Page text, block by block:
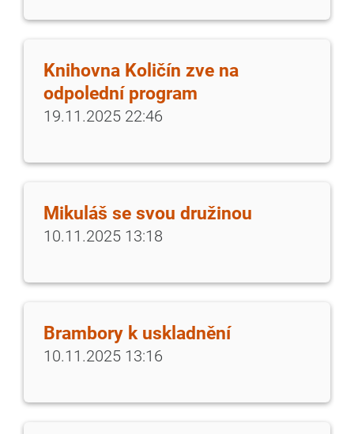
Knihovna Količín zve na
odpolední program
19.11.2025 22:46
Mikuláš se svou družinou
10.11.2025 13:18
Brambory k uskladnění
10.11.2025 13:16